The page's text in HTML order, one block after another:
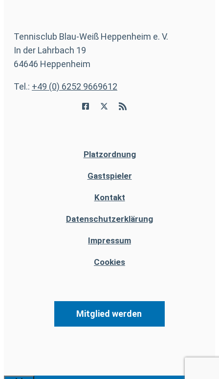
Tennisclub Blau-Weiß Heppenheim e. V.
In der Lahrbach 19
64646 Heppenheim
Tel.: +49 (0) 6252 9669612
Platzordnung
Gastspieler
Kontakt
Datenschutzerklärung
Impressum
Cookies
Mitglied werden